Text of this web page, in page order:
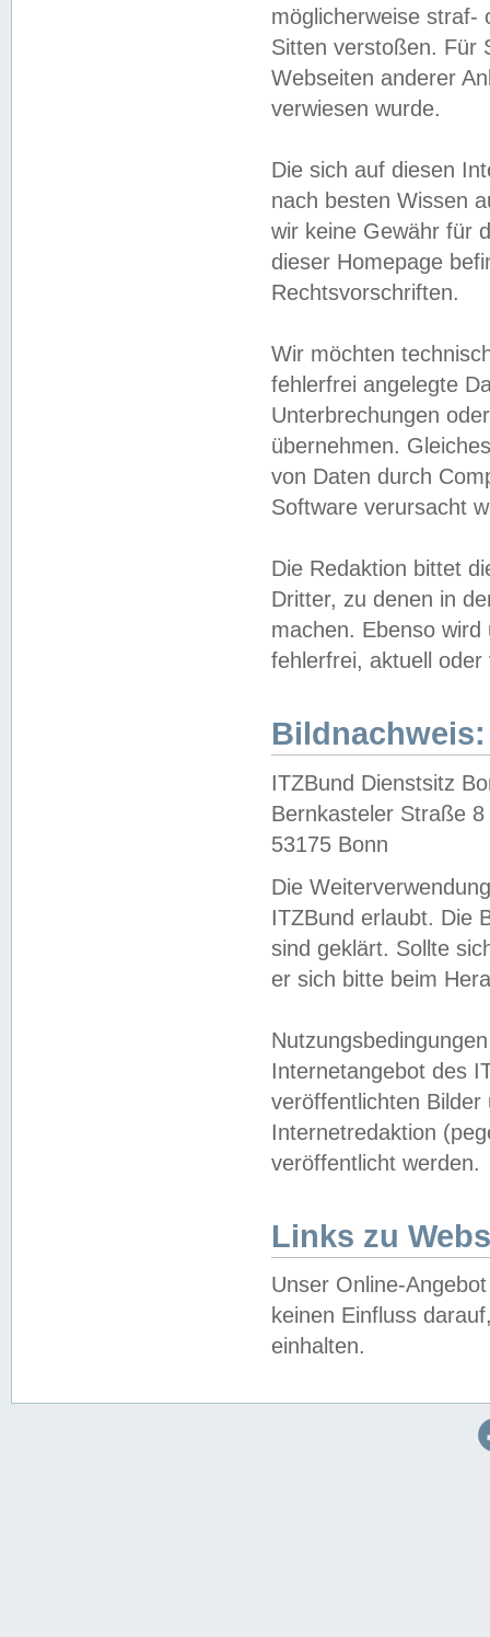
möglicherweise straf-
Sitten verstoßen. Für
Webseiten anderer
verwiesen wurde.
Die sich auf diesen
nach besten Wissen
wir keine Gewähr für
dieser Homepage
Rechtsvorschriften.
Wir möchten
fehlerfrei angelegte
Unterbrechungen
übernehmen.
von Daten durch
Software verursacht
Die Redaktion bittet
Dritter, zu denen in
machen. Ebenso
fehlerfrei, aktuell oder
Bildnachweis:
ITZBund Dienstsitz
Bernkasteler Straße 8
53175 Bonn
Die
ITZBund erlaubt. Die
sind geklärt. Sollte
er sich bitte beim
Internetangebot des
veröffentlichten
Internetredaktion
veröffentlicht werden.
Links zu
Unser Online-
keinen Einfluss
einhalten.